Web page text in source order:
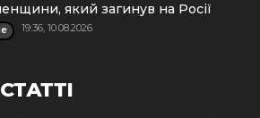
який загинув на Росії
19:36, 10.08.2026